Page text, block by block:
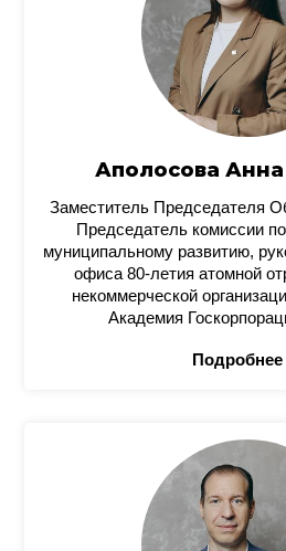
Аполосова
Заместитель Председателя
Председатель комиссии
муниципальному развитию,
офиса 80-летия атомной
некоммерческой
Академия